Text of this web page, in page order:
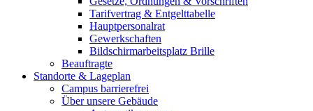
Tarifvertrag & Entgelttabelle
Hauptpersonalrat
Gewerkschaften
Bildschirmarbeitsplatz Brille
Beauftragte
Standorte & Lageplan
Campus barrierefrei
Über unsere Gebäude